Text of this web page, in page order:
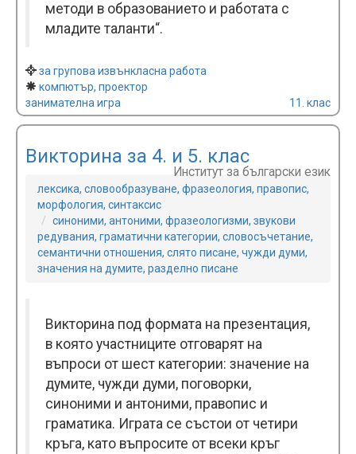
методи в образованието и работата с
младите таланти“.
за групова извънкласна работа
компютър, проектор
занимателна игра
11. клас
Викторина за 4. и 5. клас
Институт за български език
лексика, словообразуване, фразеология, правопис,
морфология, синтаксис
синоними, антоними, фразеологизми, звукови
редувания, граматични категории, словосъчетание,
семантични отношения, слято писане, чужди думи,
значения на думите, разделно писане
Викторина под формата на презентация,
в която участниците отговарят на
въпроси от шест категории: значение на
думите, чужди думи, поговорки,
синоними и антоними, правопис и
граматика. Играта се състои от четири
кръга, като въпросите от всеки кръг